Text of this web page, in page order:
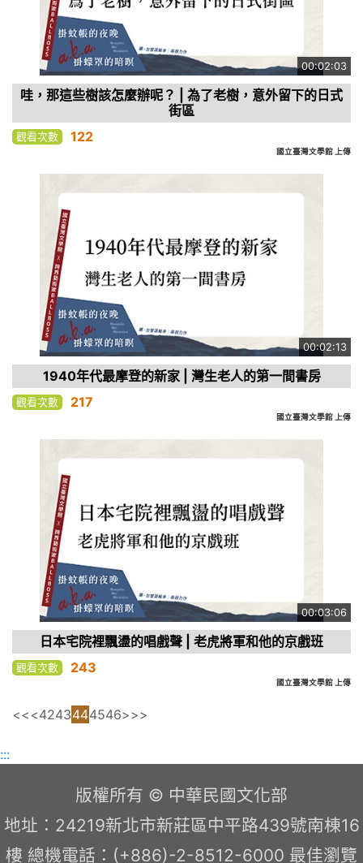
00:02:03
哇，那這些樹該怎麼辦呢？ | 為了老樹，意外留下的日式
街區
觀看次數 122
國立臺灣文學館 上傳
00:02:13
1940年代最摩登的新家 | 灣生老人的第一間書房
觀看次數 217
國立臺灣文學館 上傳
00:03:06
日本宅院裡飄盪的唱戲聲 | 老虎將軍和他的京戲班
觀看次數 243
國立臺灣文學館 上傳
<<<4243444546>>>
:::
版權所有 © 中華民國文化部
地址：24219新北市新莊區中平路439號南棟16
樓 總機電話：(+886)-2-8512-6000 最佳瀏覽